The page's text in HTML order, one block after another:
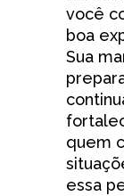
você
boa
Sua
quem
essa